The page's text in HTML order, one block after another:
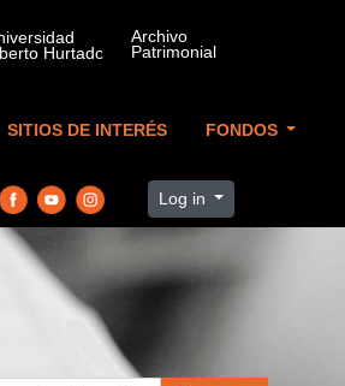
SITIOS DE INTERÉS FONDOS
Log in